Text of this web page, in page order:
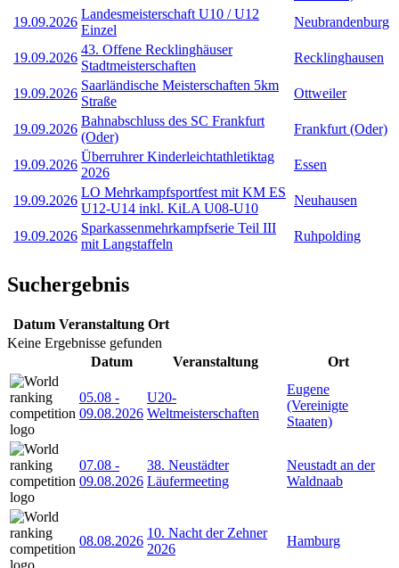
19.09.2026
Landesmeisterschaft U10 / U12
Einzel
Neubrandenburg
19.09.2026
43. Offene Recklinghäuser
Stadtmeisterschaften
Recklinghausen
19.09.2026
Saarländische Meisterschaften 5km
Straße
Ottweiler
19.09.2026
Bahnabschluss des SC Frankfurt
(Oder)
Frankfurt (Oder)
19.09.2026
Überruhrer Kinderleichtathletiktag
2026
Essen
19.09.2026
LO Mehrkampfsportfest mit KM ES
U12-U14 inkl. KiLA U08-U10
Neuhausen
19.09.2026
Sparkassenmehrkampfserie Teil III
mit Langstaffeln
Ruhpolding
Suchergebnis
Datum Veranstaltung Ort
Keine Ergebnisse gefunden
Datum
Veranstaltung Ort
05.08 -
09.08.2026
U20-
Weltmeisterschaften
Eugene
(Vereinigte
Staaten)
07.08 -
09.08.2026
38. Neustädter
Läufermeeting
Neustadt an der
Waldnaab
08.08.2026
10. Nacht der Zehner
2026
Hamburg